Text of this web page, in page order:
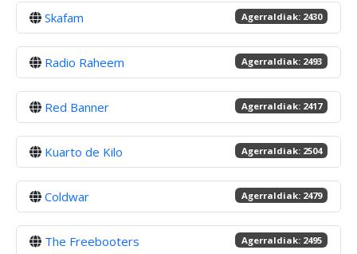
Skafam Agerraldiak: 2430
Radio Raheem Agerraldiak: 2493
Red Banner Agerraldiak: 2417
Kuarto de Kilo Agerraldiak: 2504
Coldwar Agerraldiak: 2479
The Freebooters Agerraldiak: 2495